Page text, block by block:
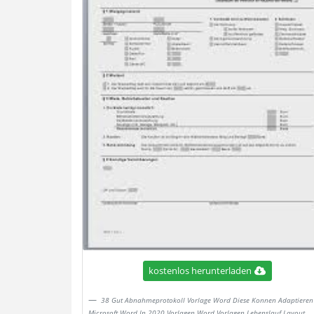
kostenlos herunterladen
38 Gut Abnahmeprotokoll Vorlage Word Diese Konnen